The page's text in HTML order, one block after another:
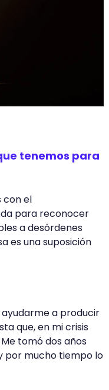
tenemos para
con el
para reconocer
a desórdenes
es una suposición
ayudarme a producir
que, en mi crisis
tomó dos años
por mucho tiempo lo